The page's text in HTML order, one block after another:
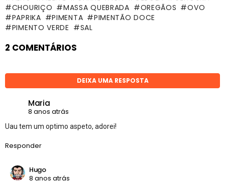
CHOURIÇO
MASSA QUEBRADA OREGÃOS
OVO
PAPRIKA
PIMENTA
PIMENTÃO DOCE
PIMENTO VERDE
SAL
2 COMENTÁRIOS
DEIXA UMA RESPOSTA
Maria
8 anos atrás
Uau tem um optimo aspeto, adorei!
Responder
Hugo
8 anos atrás